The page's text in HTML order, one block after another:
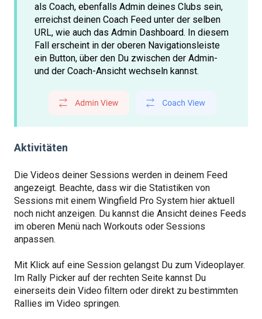
als Coach, ebenfalls Admin deines Clubs sein,
erreichst deinen Coach Feed unter der selben
URL, wie auch das Admin Dashboard. In diesem
Fall erscheint in der oberen Navigationsleiste
ein Button, über den Du zwischen der Admin-
und der Coach-Ansicht wechseln kannst.
Aktivitäten
Die Videos deiner Sessions werden in deinem Feed
angezeigt. Beachte, dass wir die Statistiken von
Sessions mit einem Wingfield Pro System hier aktuell
noch nicht anzeigen. Du kannst die Ansicht deines Feeds
im oberen Menü nach Workouts oder Sessions
anpassen.
Mit Klick auf eine Session gelangst Du zum Videoplayer.
Im Rally Picker auf der rechten Seite kannst Du
einerseits dein Video filtern oder direkt zu bestimmten
Rallies im Video springen.